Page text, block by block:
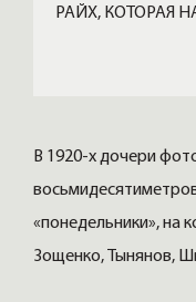
РАЙХ, КОТОРАЯ
В 1920-х дочери
«понедельники», на
Зощенко, Тынянов,